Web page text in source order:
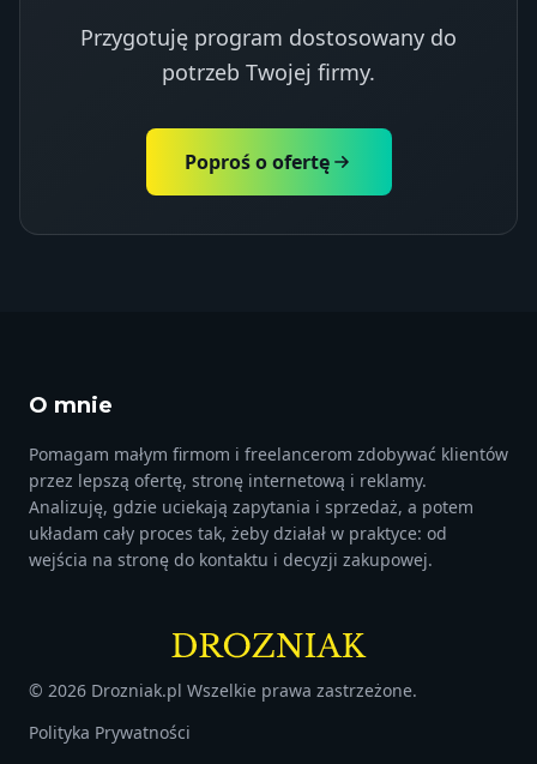
Przygotuję program dostosowany do
potrzeb Twojej firmy.
Poproś o ofertę
O mnie
Pomagam małym firmom i freelancerom zdobywać klientów
przez lepszą ofertę, stronę internetową i reklamy.
Analizuję, gdzie uciekają zapytania i sprzedaż, a potem
układam cały proces tak, żeby działał w praktyce: od
wejścia na stronę do kontaktu i decyzji zakupowej.
© 2026 Drozniak.pl Wszelkie prawa zastrzeżone.
Polityka Prywatności